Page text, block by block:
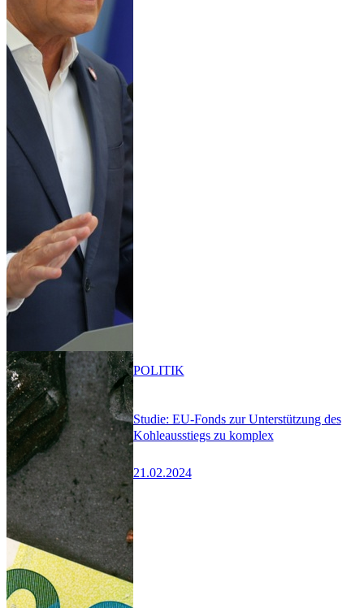
Studie: EU-Fonds zur Unterstützung des
Kohleausstiegs zu komplex
21.02.2024
POLITIK